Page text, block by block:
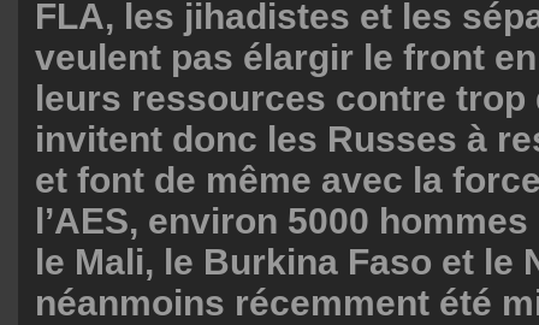
FLA, les jihadistes et les
veulent pas élargir le front
leurs ressources contre trop
invitent donc les Russes à
et font de même avec la
l’AES, environ 5000
le Mali, le Burkina Faso et le
néanmoins récemment été